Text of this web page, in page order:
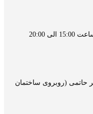
20:00
حاتمی (روبروی ساختمان